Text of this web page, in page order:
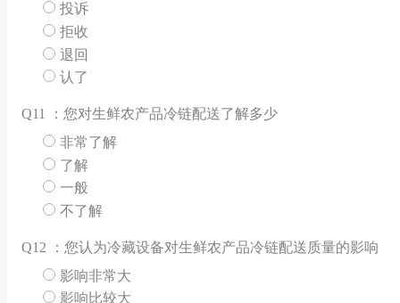
投诉
拒收
退回
认了
Q11 ：您对生鲜农产品冷链配送了解多少
非常了解
了解
一般
不了解
Q12 ：您认为冷藏设备对生鲜农产品冷链配送质量的影响
影响非常大
影响比较大